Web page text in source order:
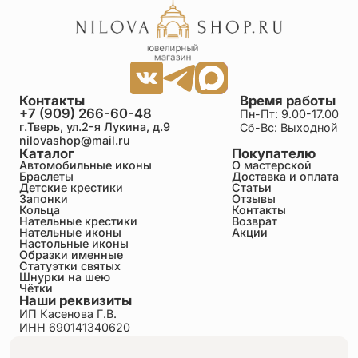
Каталог
Автомобильные иконы
Браслеты
Детские крестики
Запонки
Кольца
Нательные крестики
Нательные иконы
Настольные иконы
Образки именные
Статуэтки святых
Шнурки на шею
Чётки
Покупателю
О мастерской
Доставка и оплата
Статьи
Отзывы
Контакты
Возврат
Акции
Время работы
Пн-Пт: 9.00-17.00
Сб-Вс: Выходной
Контакты
+7 (909) 266-60-48
г.Тверь, ул.2-я Лукина, д.9
nilovashop@mail.ru
Наши реквизиты
ИП Касенова Г.В.
ИНН 690141340620